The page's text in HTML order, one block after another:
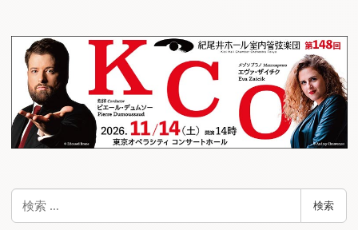
検
検索